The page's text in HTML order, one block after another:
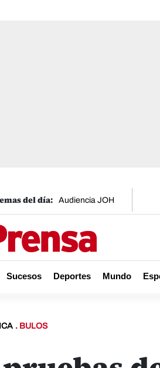
Audiencia JOH
Sucesos Deportes Mundo
. BULOS